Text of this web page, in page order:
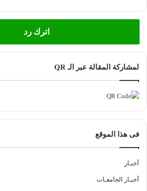
اترك رد
لمشاركة المقالة عبر الـ QR
فى هذا الموقع
أخبـار
أخبـار الجامعـات